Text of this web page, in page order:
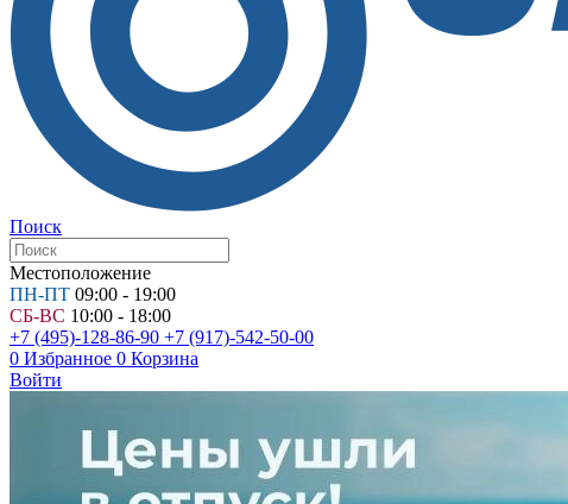
Поиск
Местоположение
ПН-ПТ 09:00 - 19:00
СБ-ВС 10:00 - 18:00
+7 (495)-128-86-90 +7 (917)-542-50-00
0 Избранное 0 Корзина
Войти